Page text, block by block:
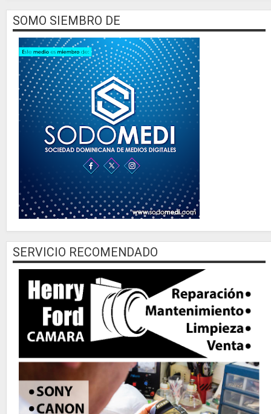
SOMO SIEMBRO DE
SERVICIO RECOMENDADO